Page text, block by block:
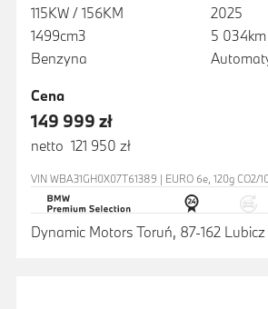
115KW / 156KM
1499cm3
Benzyna
2025
5 034km
Cena
149 999 zł
netto 121 950 zł
VIN WBA31GH0X07T61389 | EURO 6e, 120g CO2/
Dynamic Motors Toruń, 87-162